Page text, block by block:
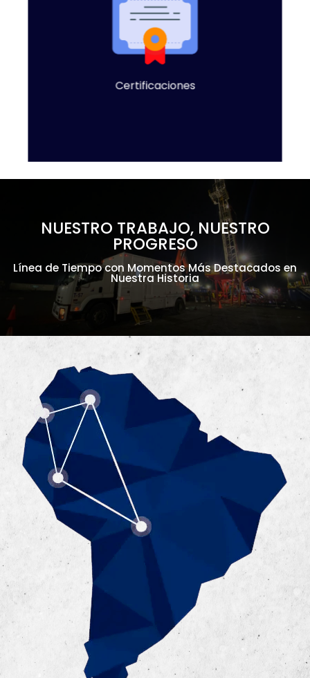
Certificaciones
CERTIFICACIONES
Los clientes se inclinan por la compañia Equipetrol,
por que estamos en proceso de obtener un
Sistema de Gestión Integrado
NUESTRO TRABAJO, NUESTRO
PROGRESO
Línea de Tiempo con Momentos Más Destacados en
Nuestra Historia